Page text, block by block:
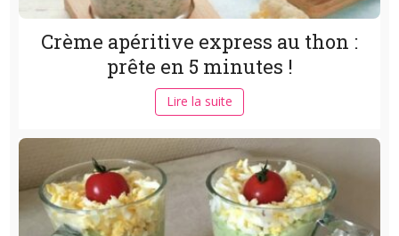
Crème apéritive express au thon :
prête en 5 minutes !
Lire la suite